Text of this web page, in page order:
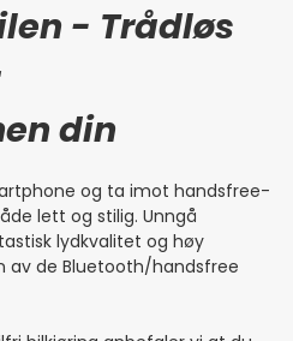
- Trådløs
din
og ta imot handsfree-
lett og stilig. Unngå
lydkvalitet og høy
av de Bluetooth/handsfree